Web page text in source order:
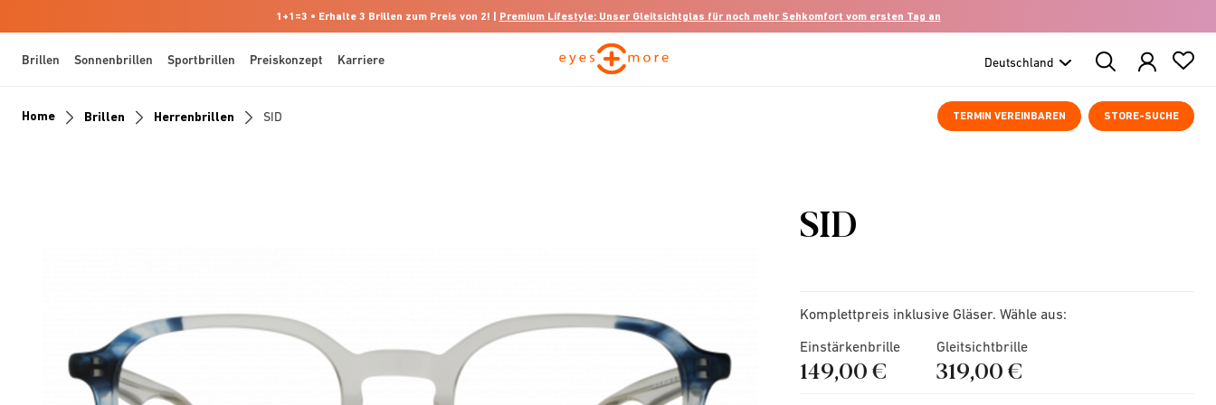
1+1=3 • Erhalte 3 Brillen zum Preis von 2! | Premium Lifestyle: Unser Gleitsichtglas für noch mehr Sehkomfort vom ersten Tag an
Brillen Sonnenbrillen Sportbrillen Preiskonzept Karriere
Search
Products
TERMIN VEREINBAREN STORE-SUCHE
Home Brillen Herrenbrillen SID
SID
Komplettpreis inklusive Gläser. Wähle aus:
Einstärkenbrille
149,00 €
Gleitsichtbrille
319,00 €